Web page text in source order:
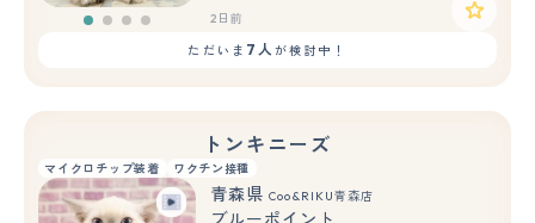
2日前
ただいま 7人が検討中！
トンキニーズ
マイクロチップ装着 ワクチン接種
青森県 Coo&RIKU青森店